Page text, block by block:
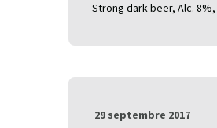
Strong dark beer, Alc. 8%,
29 septembre 2017